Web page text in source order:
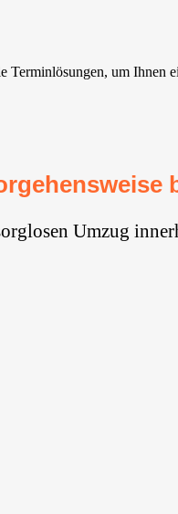
um Ihnen
Umzug